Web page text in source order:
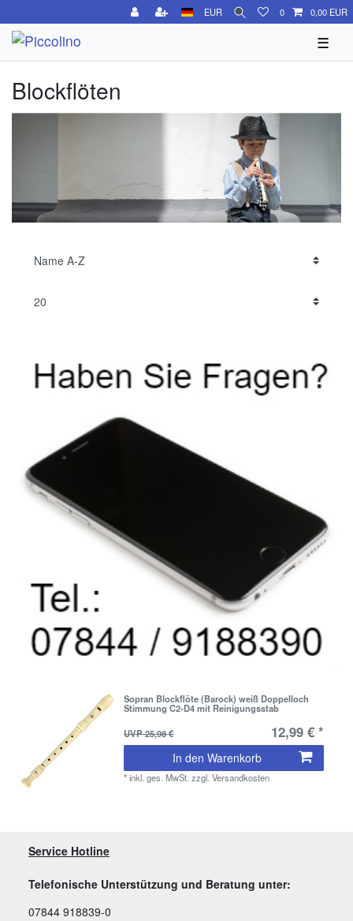
EUR 0 0,00 EUR
☰
Blockflöten
Sopran Blockflöte (Barock) weiß Doppelloch
Stimmung C2-D4 mit Reinigungsstab
UVP 25,98 €
12,99 € *
In den Warenkorb
*inkl. ges. MwSt. zzgl.Versandkosten
Service Hotline
Telefonische Unterstützung und Beratung unter:
07844 918839-0